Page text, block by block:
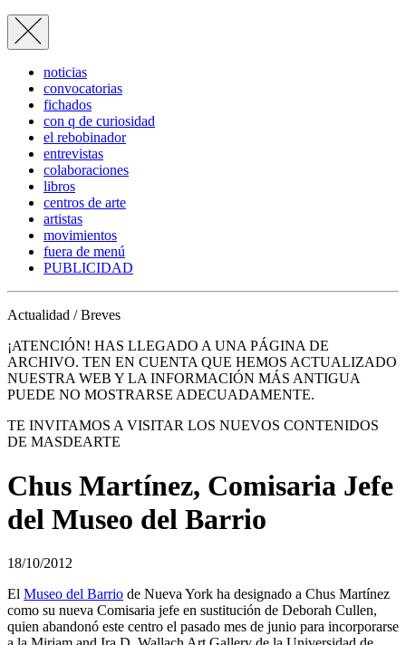
noticias
convocatorias
fichados
con q de curiosidad
el rebobinador
entrevistas
colaboraciones
libros
centros de arte
artistas
movimientos
fuera de menú
PUBLICIDAD
Actualidad / Breves
¡ATENCIÓN! HAS LLEGADO A UNA PÁGINA DE
ARCHIVO. TEN EN CUENTA QUE HEMOS ACTUALIZADO
NUESTRA WEB Y LA INFORMACIÓN MÁS ANTIGUA
PUEDE NO MOSTRARSE ADECUADAMENTE.
TE INVITAMOS A VISITAR LOS NUEVOS CONTENIDOS
DE MASDEARTE
Chus Martínez, Comisaria Jefe
del Museo del Barrio
18/10/2012
El Museo del Barrio de Nueva York ha designado a Chus Martínez
como su nueva Comisaria jefe en sustitución de Deborah Cullen,
quien abandonó este centro el pasado mes de junio para incorporarse